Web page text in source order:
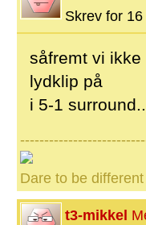
Skrev for
såfremt vi
lydklip på
i 5-1 surround..
Dare to be different
t3-mikkel